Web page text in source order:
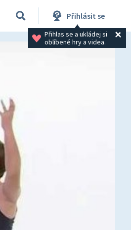
Přihlásit se
Přihlas se a ukládej si
oblíbené hry a videa.